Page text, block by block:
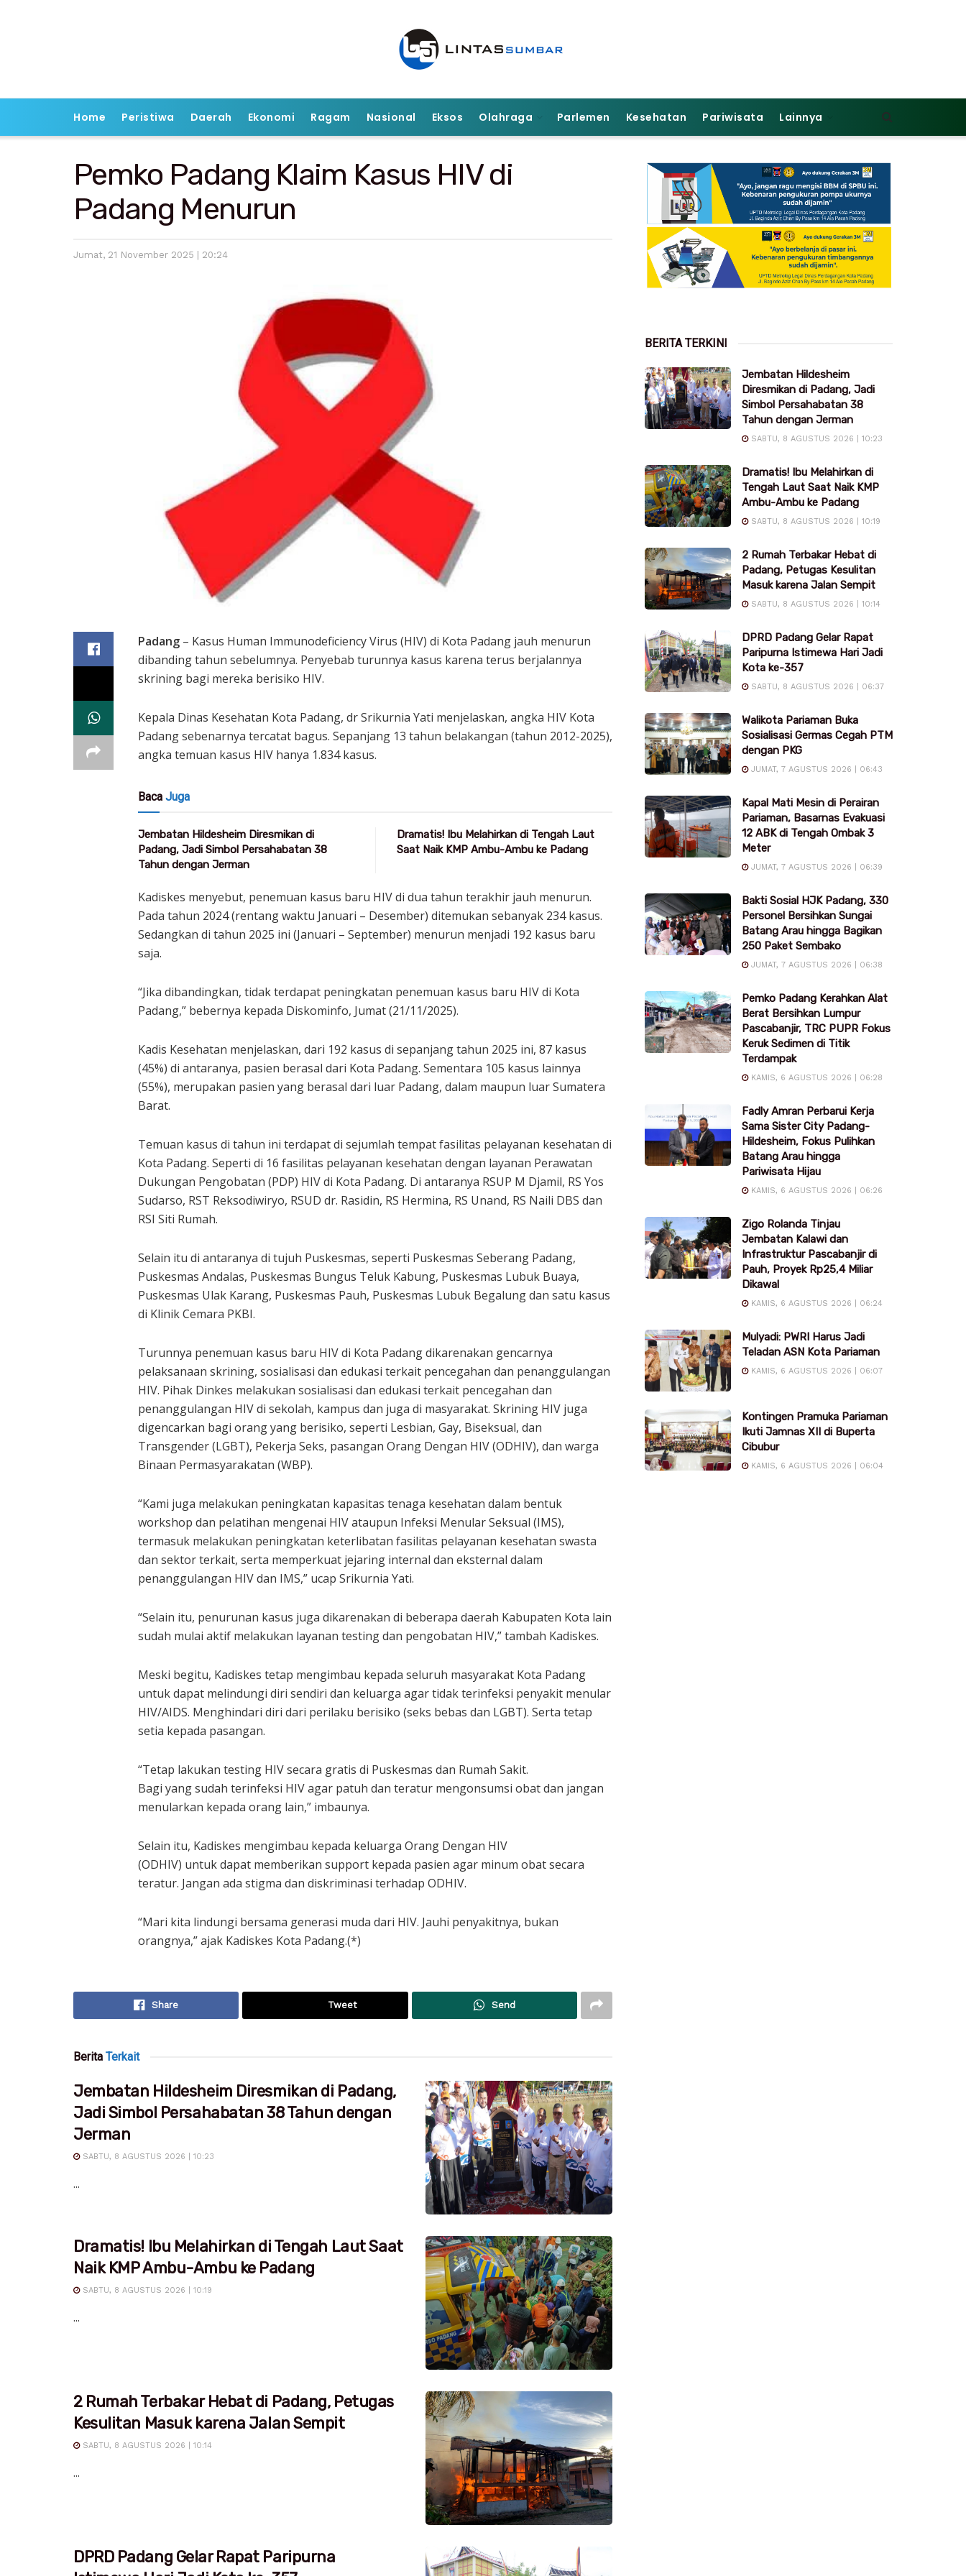
Home Peristiwa Daerah Ekonomi Ragam Nasional Eksos Olahraga Parlemen Kesehatan Pariwisata Lainnya
Pemko Padang Klaim Kasus HIV di
Padang Menurun
Jumat, 21 November 2025 | 20:24
Padang – Kasus Human Immunodeficiency Virus (HIV) di Kota Padang jauh menurun
dibanding tahun sebelumnya. Penyebab turunnya kasus karena terus berjalannya
skrining bagi mereka berisiko HIV.
Kepala Dinas Kesehatan Kota Padang, dr Srikurnia Yati menjelaskan, angka HIV Kota
Padang sebenarnya tercatat bagus. Sepanjang 13 tahun belakangan (tahun 2012-2025),
angka temuan kasus HIV hanya 1.834 kasus.
Baca Juga
Jembatan Hildesheim Diresmikan di
Padang, Jadi Simbol Persahabatan 38
Tahun dengan Jerman
Dramatis! Ibu Melahirkan di Tengah Laut
Saat Naik KMP Ambu-Ambu ke Padang
Kadiskes menyebut, penemuan kasus baru HIV di dua tahun terakhir jauh menurun.
Pada tahun 2024 (rentang waktu Januari – Desember) ditemukan sebanyak 234 kasus.
Sedangkan di tahun 2025 ini (Januari – September) menurun menjadi 192 kasus baru
saja.
“Jika dibandingkan, tidak terdapat peningkatan penemuan kasus baru HIV di Kota
Padang,” bebernya kepada Diskominfo, Jumat (21/11/2025).
Kadis Kesehatan menjelaskan, dari 192 kasus di sepanjang tahun 2025 ini, 87 kasus
(45%) di antaranya, pasien berasal dari Kota Padang. Sementara 105 kasus lainnya
(55%), merupakan pasien yang berasal dari luar Padang, dalam maupun luar Sumatera
Barat.
Temuan kasus di tahun ini terdapat di sejumlah tempat fasilitas pelayanan kesehatan di
Kota Padang. Seperti di 16 fasilitas pelayanan kesehatan dengan layanan Perawatan
Dukungan Pengobatan (PDP) HIV di Kota Padang. Di antaranya RSUP M Djamil, RS Yos
Sudarso, RST Reksodiwiryo, RSUD dr. Rasidin, RS Hermina, RS Unand, RS Naili DBS dan
RSI Siti Rumah.
Selain itu di antaranya di tujuh Puskesmas, seperti Puskesmas Seberang Padang,
Puskesmas Andalas, Puskesmas Bungus Teluk Kabung, Puskesmas Lubuk Buaya,
Puskesmas Ulak Karang, Puskesmas Pauh, Puskesmas Lubuk Begalung dan satu kasus
di Klinik Cemara PKBI.
Turunnya penemuan kasus baru HIV di Kota Padang dikarenakan gencarnya
pelaksanaan skrining, sosialisasi dan edukasi terkait pencegahan dan penanggulangan
HIV. Pihak Dinkes melakukan sosialisasi dan edukasi terkait pencegahan dan
penanggulangan HIV di sekolah, kampus dan juga di masyarakat. Skrining HIV juga
digencarkan bagi orang yang berisiko, seperti Lesbian, Gay, Biseksual, dan
Transgender (LGBT), Pekerja Seks, pasangan Orang Dengan HIV (ODHIV), dan warga
Binaan Permasyarakatan (WBP).
“Kami juga melakukan peningkatan kapasitas tenaga kesehatan dalam bentuk
workshop dan pelatihan mengenai HIV ataupun Infeksi Menular Seksual (IMS),
termasuk melakukan peningkatan keterlibatan fasilitas pelayanan kesehatan swasta
dan sektor terkait, serta memperkuat jejaring internal dan eksternal dalam
penanggulangan HIV dan IMS,” ucap Srikurnia Yati.
“Selain itu, penurunan kasus juga dikarenakan di beberapa daerah Kabupaten Kota lain
sudah mulai aktif melakukan layanan testing dan pengobatan HIV,” tambah Kadiskes.
Meski begitu, Kadiskes tetap mengimbau kepada seluruh masyarakat Kota Padang
untuk dapat melindungi diri sendiri dan keluarga agar tidak terinfeksi penyakit menular
HIV/AIDS. Menghindari diri dari perilaku berisiko (seks bebas dan LGBT). Serta tetap
setia kepada pasangan.
“Tetap lakukan testing HIV secara gratis di Puskesmas dan Rumah Sakit.
Bagi yang sudah terinfeksi HIV agar patuh dan teratur mengonsumsi obat dan jangan
menularkan kepada orang lain,” imbaunya.
Selain itu, Kadiskes mengimbau kepada keluarga Orang Dengan HIV
(ODHIV) untuk dapat memberikan support kepada pasien agar minum obat secara
teratur. Jangan ada stigma dan diskriminasi terhadap ODHIV.
“Mari kita lindungi bersama generasi muda dari HIV. Jauhi penyakitnya, bukan
orangnya,” ajak Kadiskes Kota Padang.(*)
Share Tweet Send
Berita Terkait
Jembatan Hildesheim Diresmikan di Padang,
Jadi Simbol Persahabatan 38 Tahun dengan
Jerman
SABTU, 8 AGUSTUS 2026 | 10:23
...
Dramatis! Ibu Melahirkan di Tengah Laut Saat
Naik KMP Ambu-Ambu ke Padang
SABTU, 8 AGUSTUS 2026 | 10:19
...
2 Rumah Terbakar Hebat di Padang, Petugas
Kesulitan Masuk karena Jalan Sempit
SABTU, 8 AGUSTUS 2026 | 10:14
...
DPRD Padang Gelar Rapat Paripurna
BERITA TERKINI
Jembatan Hildesheim
Diresmikan di Padang, Jadi
Simbol Persahabatan 38
Tahun dengan Jerman
SABTU, 8 AGUSTUS 2026 | 10:23
Dramatis! Ibu Melahirkan di
Tengah Laut Saat Naik KMP
Ambu-Ambu ke Padang
SABTU, 8 AGUSTUS 2026 | 10:19
2 Rumah Terbakar Hebat di
Padang, Petugas Kesulitan
Masuk karena Jalan Sempit
SABTU, 8 AGUSTUS 2026 | 10:14
DPRD Padang Gelar Rapat
Paripurna Istimewa Hari Jadi
Kota ke-357
SABTU, 8 AGUSTUS 2026 | 06:37
Walikota Pariaman Buka
Sosialisasi Germas Cegah PTM
dengan PKG
JUMAT, 7 AGUSTUS 2026 | 06:43
Kapal Mati Mesin di Perairan
Pariaman, Basarnas Evakuasi
12 ABK di Tengah Ombak 3
Meter
JUMAT, 7 AGUSTUS 2026 | 06:39
Bakti Sosial HJK Padang, 330
Personel Bersihkan Sungai
Batang Arau hingga Bagikan
250 Paket Sembako
JUMAT, 7 AGUSTUS 2026 | 06:38
Pemko Padang Kerahkan Alat
Berat Bersihkan Lumpur
Pascabanjir, TRC PUPR Fokus
Keruk Sedimen di Titik
Terdampak
KAMIS, 6 AGUSTUS 2026 | 06:28
Fadly Amran Perbarui Kerja
Sama Sister City Padang-
Hildesheim, Fokus Pulihkan
Batang Arau hingga
Pariwisata Hijau
KAMIS, 6 AGUSTUS 2026 | 06:26
Zigo Rolanda Tinjau
Jembatan Kalawi dan
Infrastruktur Pascabanjir di
Pauh, Proyek Rp25,4 Miliar
Dikawal
KAMIS, 6 AGUSTUS 2026 | 06:24
Mulyadi: PWRI Harus Jadi
Teladan ASN Kota Pariaman
KAMIS, 6 AGUSTUS 2026 | 06:07
Kontingen Pramuka Pariaman
Ikuti Jamnas XII di Buperta
Cibubur
KAMIS, 6 AGUSTUS 2026 | 06:04